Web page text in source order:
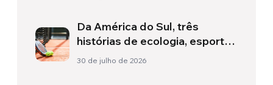
Da América do Sul, três
histórias de ecologia, esporte
e saúde
30 de julho de 2026